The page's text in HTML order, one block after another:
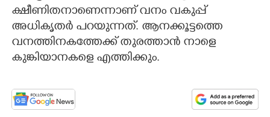
ക്ഷീണിതനാണെന്നാണ് വനം വകുപ്പ്
അധികൃതർ പറയുന്നത്. ആനക്കൂട്ടത്തെ
വനത്തിനകത്തേക്ക് തുരത്താൻ നാളെ
കുങ്കിയാനകളെ എത്തിക്കും.